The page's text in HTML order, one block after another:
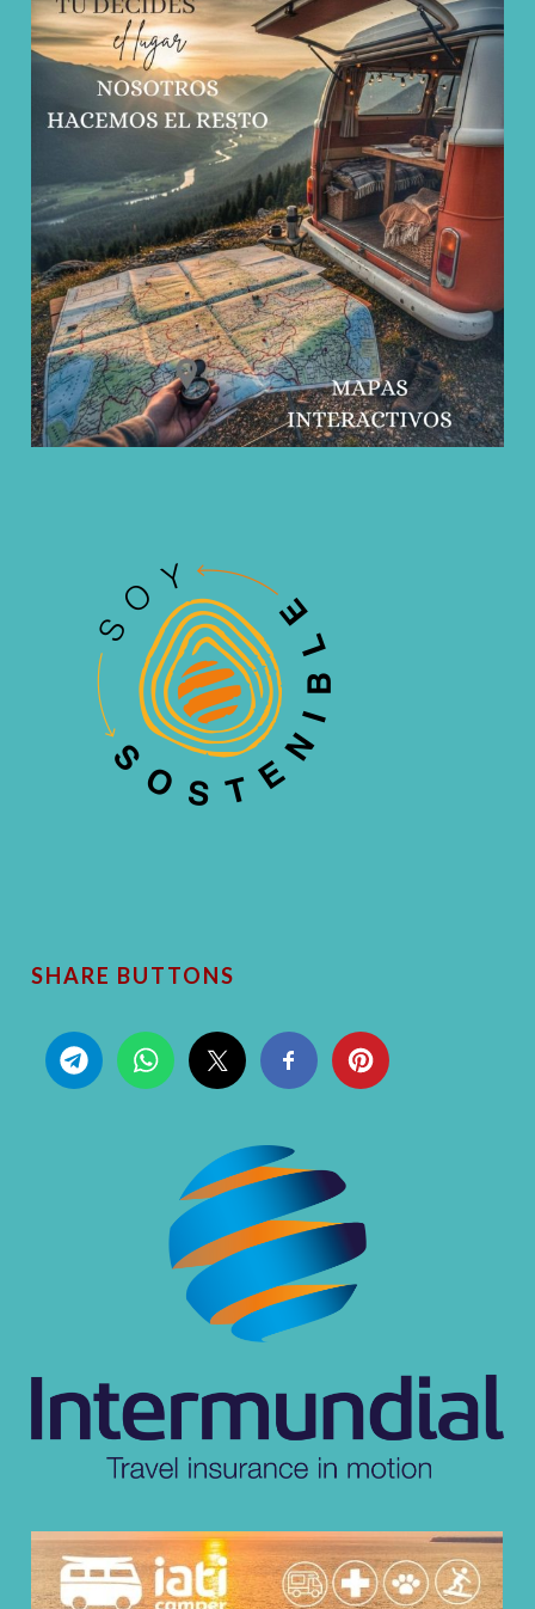
SHARE BUTTONS